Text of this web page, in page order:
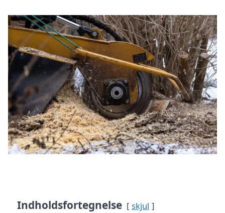
Indholdsfortegnelse skjul